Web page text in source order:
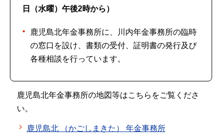
日（水曜）午後2時から）
鹿児島北年金事務所に、川内年金事務所の臨時
の窓口を設け、書類の受付、証明書の発行及び
各種相談を行っています。
鹿児島北年金事務所の地図等はこちらをご覧くださ
い。
鹿児島北 （かごしまきた） 年金事務所